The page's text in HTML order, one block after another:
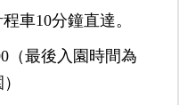
車10分鐘直達。
（最後入園時間為